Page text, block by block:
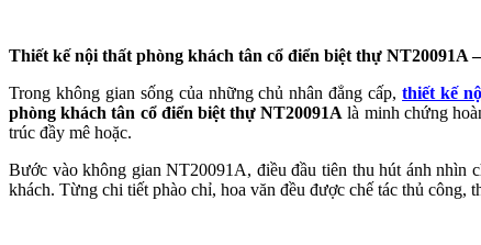
Thiết kế nội thất phòng khách tân cổ điển biệt thự NT20091A
Trong không gian sống của những chủ nhân đẳng cấp,thiết kế
phòng khách tân cổ điển biệt thự NT20091A là minh chứng
trúc đầy mê hoặc.
Bước vào không gian NT20091A, điều đầu tiên thu hút ánh nhìn
khách. Từng chi tiết phào chỉ, hoa văn đều được chế tác thủ công,